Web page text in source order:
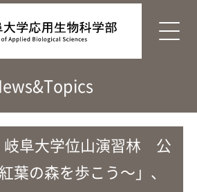
岐阜大学位山演習林 公
葉の森を歩こう～」、